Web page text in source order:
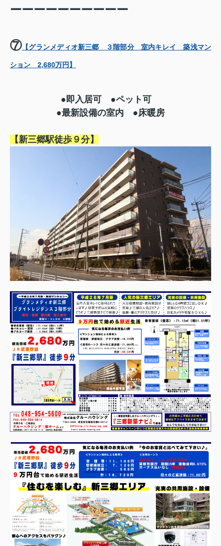
ーーーーーーーーーー
⑦【グランメディオ新三郷 ３階部分 室内キレイ 築浅マン
ション 2,680万円】
●即入居可 ●ペット可
●最新設備の室内 ●床暖房
【新三郷駅徒歩９分】